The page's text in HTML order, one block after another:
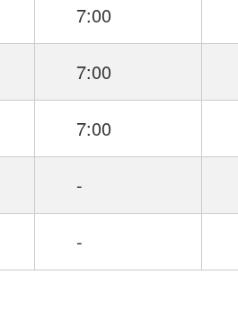
7:00
7:00
7:00
-
-